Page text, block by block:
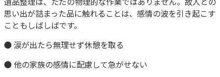
思い出が詰まった品に触れることは、感情の波を引き起こす
こともしばしばです。
● 涙が出たら無理せず休憩を取る
● 他の家族の感情に配慮して急がせない